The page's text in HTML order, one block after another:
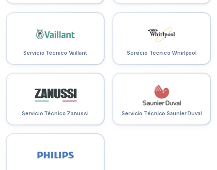
Servicio Técnico Vaillant Servicio Técnico Whirlpool
Servicio Técnico Zanussi Servicio Técnico Saunier Duval